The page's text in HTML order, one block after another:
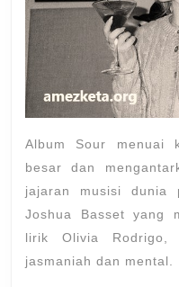
Album Sour menuai
besar dan
jajaran musisi dunia
Joshua Basset yang
lirik Olivia Rodrigo,
jasmaniah dan mental.